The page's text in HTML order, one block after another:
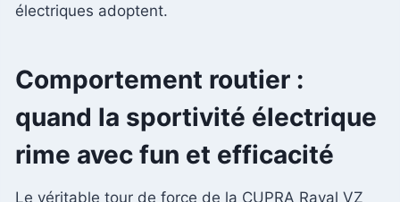
électriques adoptent.
Comportement routier :
quand la sportivité électrique
rime avec fun et efficacité
Le véritable tour de force de la CUPRA Raval VZ